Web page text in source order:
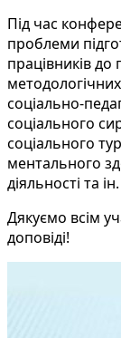
Під час
проблеми
працівників до
соціально-
соціального
соціального
ментального
діяльності та ін.
Дякуємо всім
доповіді!